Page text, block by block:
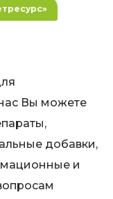
Вы можете
добавки,
и